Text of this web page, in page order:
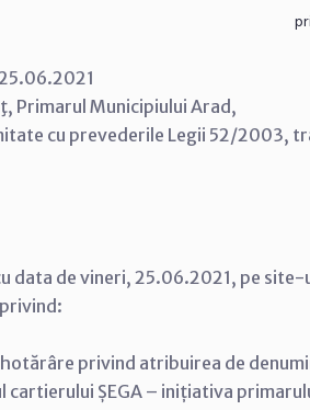
Primarul Municipiului Arad,
cu prevederile Legii 52/2003,
data de vineri, 25.06.2021, pe
privind atribuirea de
cartierului ȘEGA – inițiativa